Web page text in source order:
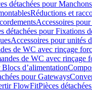
détachées pour Manchons
Réductions et
Accessoires
détachées pour Fixations
Accessoires pour unités
de WC avec rinçage
de WC avec rinçage
Blocs d’alimentation
pour Gateways
FlowFitPièces